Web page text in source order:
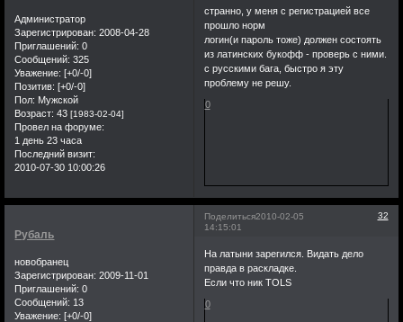
Администратор
Зарегистрирован: 2008-04-28
Приглашений: 0
Сообщений: 325
Уважение: [+0/-0]
Позитив: [+0/-0]
Пол: Мужской
Возраст: 43[1983-02-04]
Провел на форуме:
1 день 23 часа
Последний визит:
2010-07-30 10:00:26
странно, у меня с регистрацией все
прошло норм
логин(и пароль тоже) должен состоять
из латинских букофф - проверь с ними.
с русскими бага, быстро я эту
проблему не решу.
0
Поделиться 32
2010-02-05
14:15:01
Рубаль
новобранец
Зарегистрирован: 2009-11-01
Приглашений: 0
Сообщений: 13
Уважение: [+0/-0]
На латыни зарегился. Видать дело
правда в раскладке.
Если что ник TOLS
0